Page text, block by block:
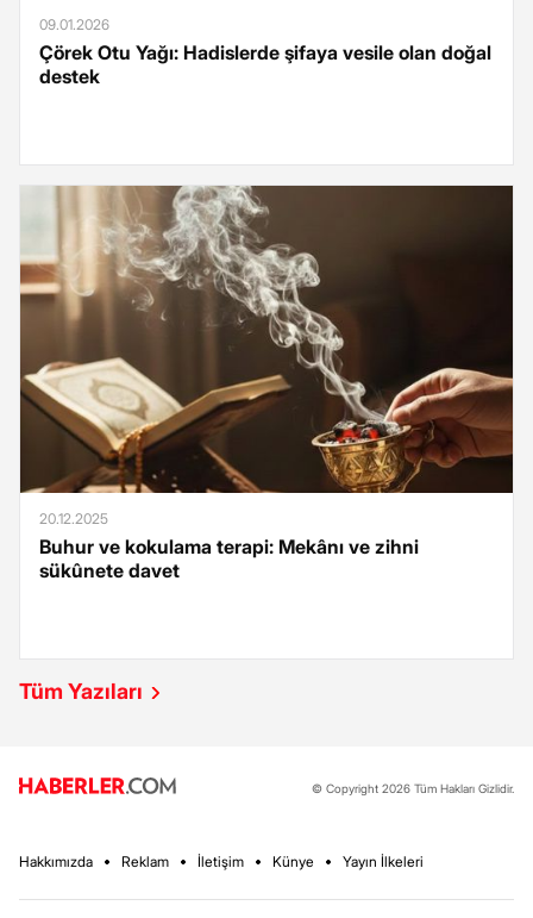
09.01.2026
Çörek Otu Yağı: Hadislerde şifaya vesile olan doğal
destek
20.12.2025
Buhur ve kokulama terapi: Mekânı ve zihni
sükûnete davet
Tüm Yazıları
© Copyright 2026 Tüm Hakları Gizlidir.
Hakkımızda Reklam İletişim Künye Yayın İlkeleri